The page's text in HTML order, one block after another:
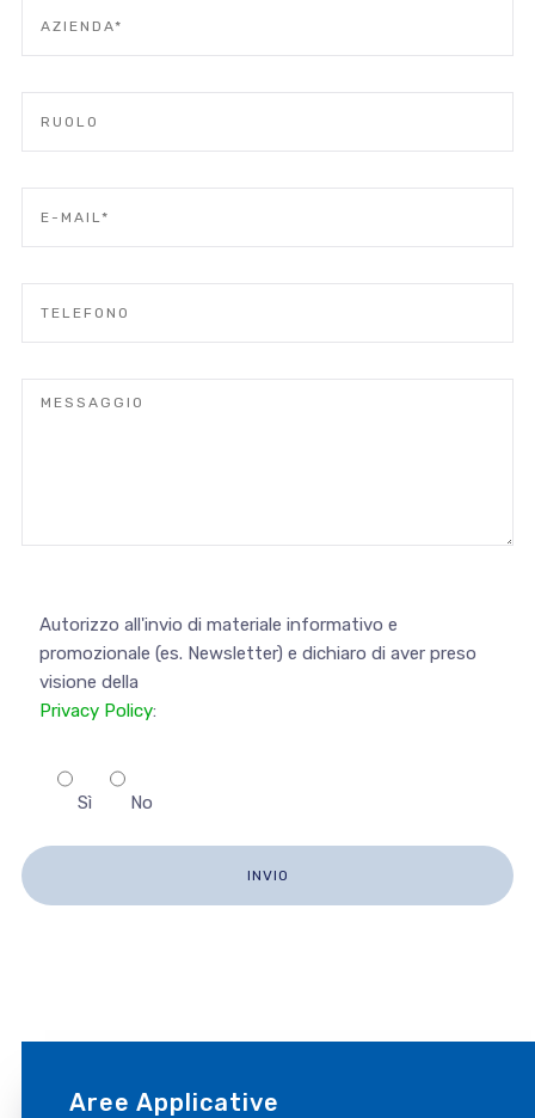
Autorizzo all'invio di materiale informativo e
promozionale (es. Newsletter) e dichiaro di aver preso
visione della
Privacy Policy:
Sì No
Aree Applicative